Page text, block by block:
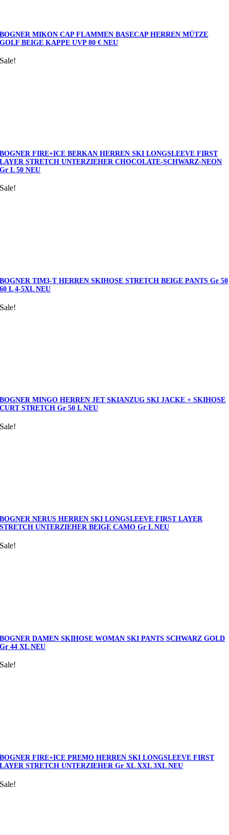
BOGNER MIKON CAP FLAMMEN BASECAP HERREN MÜTZE
GOLF BEIGE KAPPE UVP 80 € NEU
Sale!
BOGNER FIRE+ICE BERKAN HERREN SKI LONGSLEEVE FIRST
LAYER STRETCH UNTERZIEHER CHOCOLATE-SCHWARZ-NEON
Gr L 50 NEU
Sale!
BOGNER TIM3-T HERREN SKIHOSE STRETCH BEIGE PANTS Gr 50
60 L 4-5XL NEU
Sale!
BOGNER MINGO HERREN JET SKIANZUG SKI JACKE + SKIHOSE
CURT STRETCH Gr 50 L NEU
Sale!
BOGNER NERUS HERREN SKI LONGSLEEVE FIRST LAYER
STRETCH UNTERZIEHER BEIGE CAMO Gr L NEU
Sale!
BOGNER DAMEN SKIHOSE WOMAN SKI PANTS SCHWARZ GOLD
Gr 44 XL NEU
Sale!
BOGNER FIRE+ICE PREMO HERREN SKI LONGSLEEVE FIRST
LAYER STRETCH UNTERZIEHER Gr XL XXL 3XL NEU
Sale!